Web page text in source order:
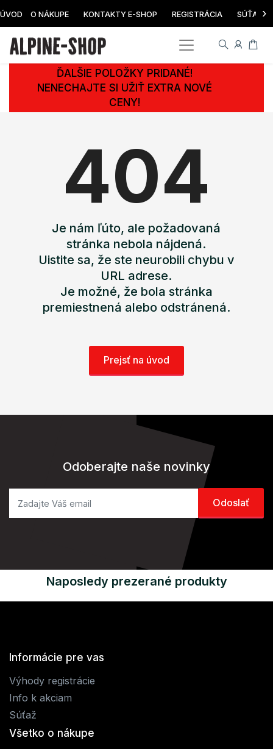
ÚVOD O NÁKUPE KONTAKTY E-SHOP REGISTRÁCIA SÚŤAŽ ›
ĎALŠIE POLOŽKY PRIDANÉ!
NENECHAJTE SI UŽIŤ EXTRA NOVÉ
CENY!
404
Je nám ľúto, ale požadovaná
stránka nebola nájdená.
Uistite sa, že ste neurobili chybu v
URL adrese.
Je možné, že bola stránka
premiestnená alebo odstránená.
Prejsť na úvod
Odoberajte naše novinky
Naposledy prezerané produkty
Informácie pre vas
Výhody registrácie
Info k akciam
Súťaž
Všetko o nákupe